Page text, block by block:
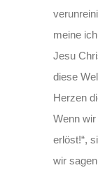
meine
Jesu
diese
Herzen
Wenn
erlöst!“,
wir